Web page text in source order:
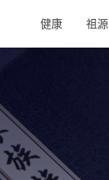
健康 祖源